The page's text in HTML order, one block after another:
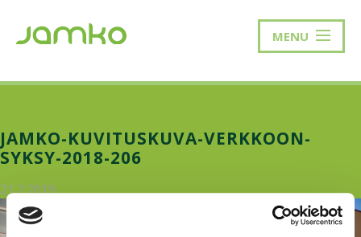
MENU
JAMKO-KUVITUSKUVA-VERKKOON-
SYKSY-2018-206
21.2.2019